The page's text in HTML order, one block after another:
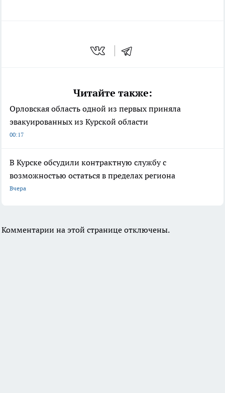
Читайте также:
Орловская область одной из первых приняла
эвакуированных из Курской области
00:17
В Курске обсудили контрактную службу с
возможностью остаться в пределах региона
Вчера
Комментарии на этой странице отключены.